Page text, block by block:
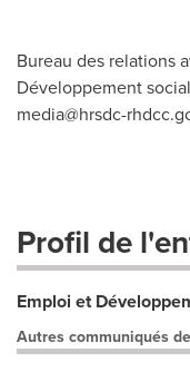
Bureau des relations
Développement
media@hrsdc-
Profil de
Emploi et
Autres communiqués